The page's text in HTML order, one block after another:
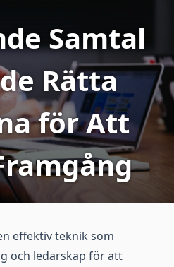
Samtal
Rätta
för Att
effektiv teknik som
och ledarskap för att